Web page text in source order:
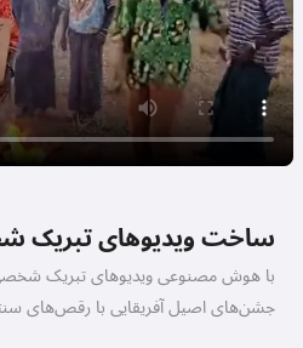
ساخت ویدیوهای
با هوش مصنوعی ویدیوهای تبریک
جشن‌های اصیل آفریقایی با رقص‌های